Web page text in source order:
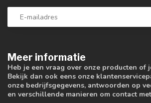
Meer informatie
Heb je een vraag over onze producten of
Bekijk dan ook eens onze
onze bedrijfsgegevens, antwoorden op
en verschillende manieren om contact